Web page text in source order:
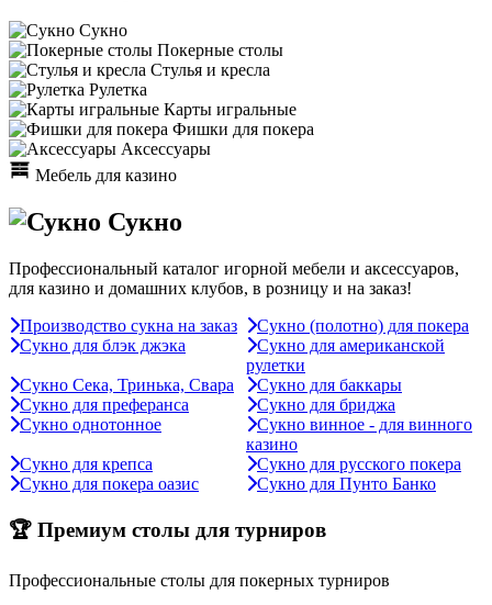
Сукно
Покерные столы
Стулья и кресла
Рулетка
Карты игральные
Фишки для покера
Аксессуары
Мебель для казино
Сукно
Профессиональный каталог игорной мебели и аксессуаров,
для казино и домашних клубов, в розницу и на заказ!
Производство сукна на заказ
Сукно (полотно) для покера
Сукно для блэк джэка
Сукно для американской
рулетки
Сукно Сека, Тринька, Свара
Сукно для баккары
Сукно для преферанса
Сукно для бриджа
Сукно однотонное
Сукно винное - для винного
казино
Сукно для крепса
Сукно для русского покера
Сукно для покера оазис
Сукно для Пунто Банко
🏆 Премиум столы для турниров
Профессиональные столы для покерных турниров